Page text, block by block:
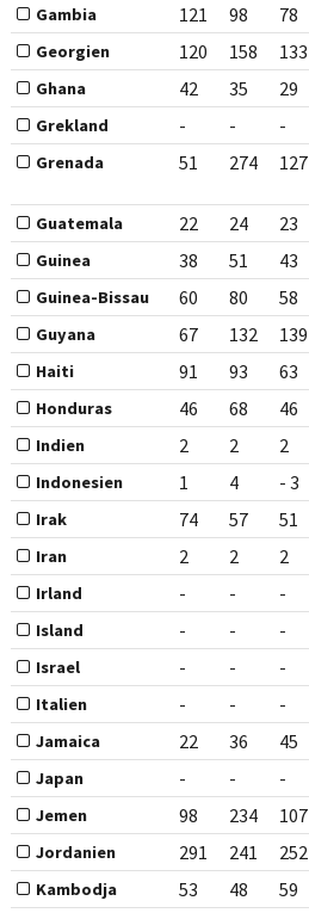
Gambia 121 98 78
Georgien 120 158 133
Ghana 42 35 29
Grekland - - -
Grenada 51 274 127
Guatemala 22 24 23
Guinea 38 51 43
Guinea-Bissau 60 80 58
Guyana 67 132 139
Haiti 91 93 63
Honduras 46 68 46
Indien 2 2 2
Indonesien 1 4 - 3
Irak 74 57 51
Iran 2 2 2
Irland - - -
Island - - -
Israel - - -
Italien - - -
Jamaica 22 36 45
Japan - - -
Jemen 98 234 107
Jordanien 291 241 252
Kambodja 53 48 59